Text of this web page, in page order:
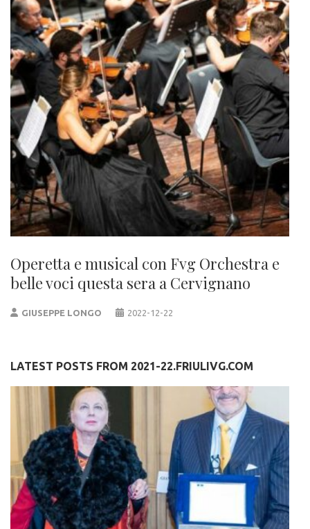
Operetta e musical con Fvg Orchestra e
belle voci questa sera a Cervignano
GIUSEPPE LONGO 2022-12-22
LATEST POSTS FROM 2021-22.FRIULIVG.COM